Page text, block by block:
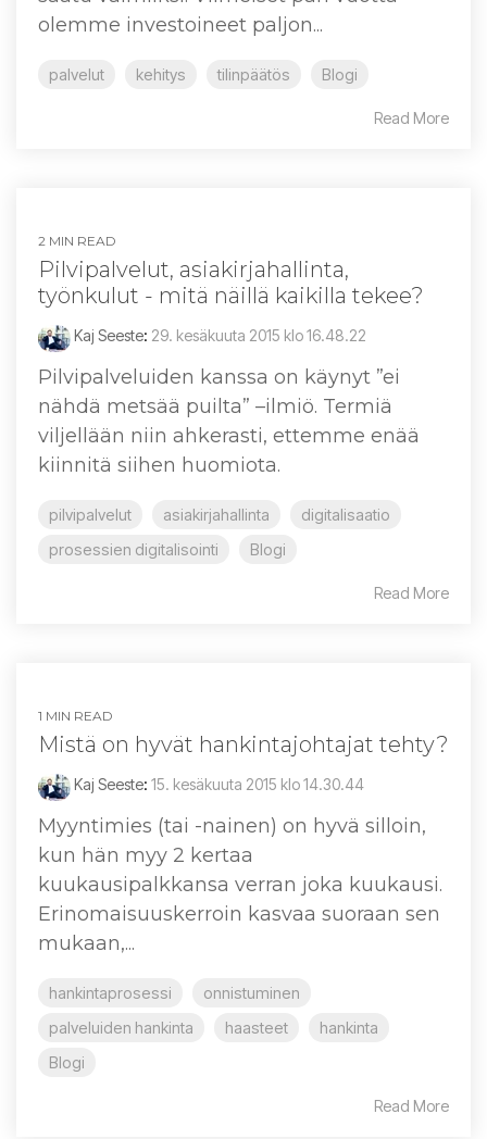
olemme investoineet paljon...
palvelut kehitys tilinpäätös Blogi
Read More
2 MIN READ
Pilvipalvelut, asiakirjahallinta,
työnkulut - mitä näillä kaikilla tekee?
Kaj Seeste: 29. kesäkuuta 2015 klo 16.48.22
Pilvipalveluiden kanssa on käynyt ”ei
nähdä metsää puilta” –ilmiö. Termiä
viljellään niin ahkerasti, ettemme enää
kiinnitä siihen huomiota.
pilvipalvelut asiakirjahallinta
digitalisaatio
prosessien digitalisointi
Blogi
Read More
1 MIN READ
Mistä on hyvät hankintajohtajat tehty?
Kaj Seeste: 15. kesäkuuta 2015 klo 14.30.44
Myyntimies (tai -nainen) on hyvä silloin,
kun hän myy 2 kertaa
kuukausipalkkansa verran joka kuukausi.
Erinomaisuuskerroin kasvaa suoraan sen
mukaan,...
hankintaprosessi
onnistuminen
palveluiden hankinta
haasteet
hankinta
Blogi
Read More